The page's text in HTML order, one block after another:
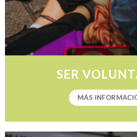
SER
MÁS